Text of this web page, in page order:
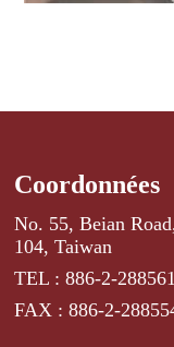
Coordonnées
No. 55, Beian
104, Taiwan
TEL : 886-2-
FAX : 886-2-